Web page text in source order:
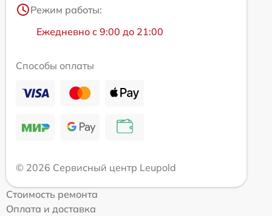
Режим работы:
Ежедневно с 9:00 до 21:00
Способы оплаты
© 2026 Сервисный центр Leupold
Стоимость ремонта
Оплата и доставка